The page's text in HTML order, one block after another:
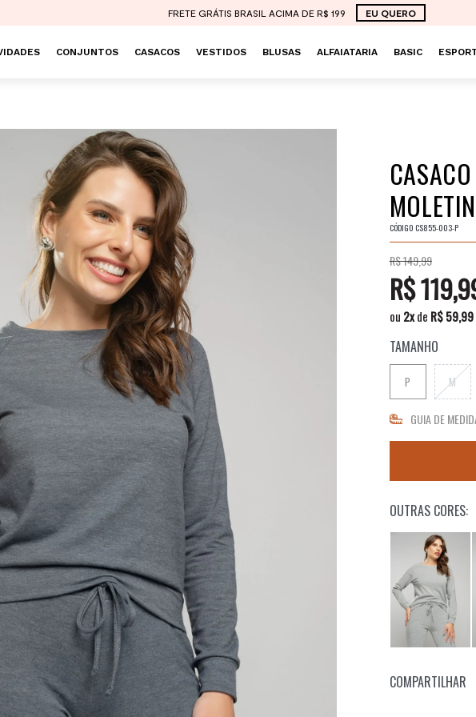
FRETE GRÁTIS BRASIL ACIMA DE R$ 199 EU QUERO
CONJUNTOS CASACOS VESTIDOS BLUSAS ALFAIATARIA BASIC
CÓDIGO CS855-003-P
R$ 149,99
R$
ou 2xde R$ 59,99
TAMANHO
P M
GUIA DE
OUTRAS CORES:
COMPARTILHAR